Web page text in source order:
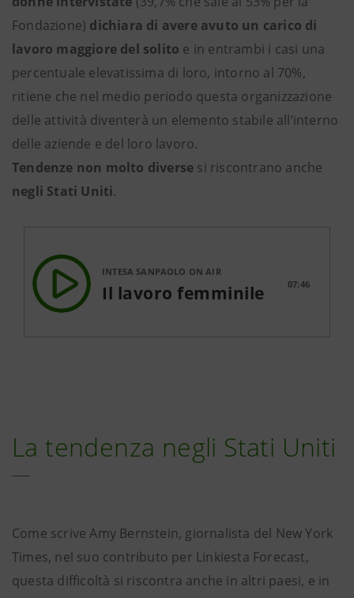
Fondazione) dichiara di avere avuto un carico di
lavoro maggiore del solito e in entrambi i casi una
percentuale elevatissima di loro, intorno al 70%,
ritiene che nel medio periodo questa organizzazione
delle attività diventerà un elemento stabile all’interno
delle aziende e del loro lavoro.
Tendenze non molto diverse si riscontrano anche
negli Stati Uniti.
INTESA SANPAOLO ON AIR
Il lavoro femminile 07:46
La tendenza negli Stati Uniti
Come scrive Amy Bernstein, giornalista del New York
Times, nel suo contributo per Linkiesta Forecast,
questa difficoltà si riscontra anche in altri paesi, e in